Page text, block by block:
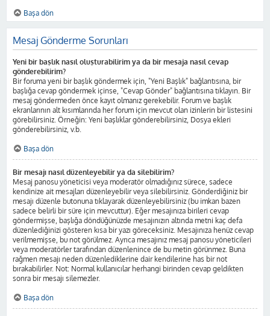
Başa dön
Mesaj Gönderme Sorunları
Yeni bir başlık nasıl oluşturabilirim ya da bir mesaja nasıl cevap
gönderebilirim?
Bir foruma yeni bir başlık göndermek için, "Yeni Başlık" bağlantısına, bir
başlığa cevap göndermek içinse, "Cevap Gönder" bağlantısına tıklayın. Bir
mesaj göndermeden önce kayıt olmanız gerekebilir. Forum ve başlık
ekranlarının alt kısımlarında her forum için mevcut olan izinlerin bir listesini
görebilirsiniz. Örneğin: Yeni başlıklar gönderebilirsiniz, Dosya ekleri
gönderebilirsiniz, v.b.
Başa dön
Bir mesajı nasıl düzenleyebilir ya da silebilirim?
Mesaj panosu yöneticisi veya moderatör olmadığınız sürece, sadece
kendinize ait mesajları düzenleyebilir veya silebilirsiniz. Gönderdiğiniz bir
mesajı düzenle butonuna tıklayarak düzenleyebilirsiniz (bu imkan bazen
sadece belirli bir süre için mevcuttur). Eğer mesajınıza birileri cevap
göndermişse, başlığa döndüğünüzde mesajınızın altında metni kaç defa
düzenlediğinizi gösteren kısa bir yazı göreceksiniz. Mesajınıza henüz cevap
verilmemişse, bu not görülmez. Ayrıca mesajınız mesaj panosu yöneticileri
veya moderatörler tarafından düzenlenince de bu metin görünmez. Buna
rağmen mesajı neden düzenlediklerine dair kendilerine has bir not
bırakabilirler. Not: Normal kullanıcılar herhangi birinden cevap geldikten
sonra bir mesajı silemezler.
Başa dön